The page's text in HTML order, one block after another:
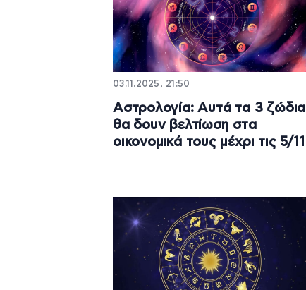
03.11.2025, 21:50
Αστρολογία: Aυτά τα 3 ζώδια
θα δουν βελτίωση στα
οικονομικά τους μέχρι τις 5/11